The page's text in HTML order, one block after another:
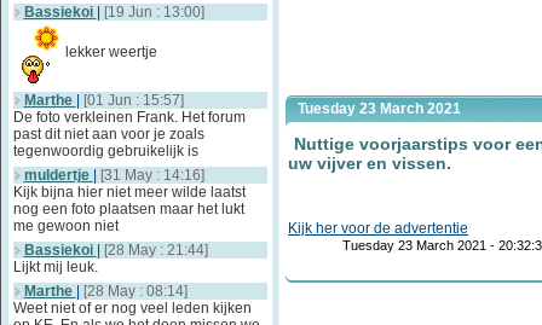
Bassiekoi [19 Jun : 13:00]
lekker weertje
Marthe
[01 Jun : 15:57]
De foto verkleinen Frank. Het forum
past dit niet aan voor je zoals
tegenwoordig gebruikelijk is
muldertje
[31 May : 14:16]
Kijk bijna hier niet meer wilde laatst
nog een foto plaatsen maar het lukt
me gewoon niet
Bassiekoi
[28 May : 21:44]
Lijkt mij leuk.
Marthe
[28 May : 08:14]
Weet niet of er nog veel leden kijken
Tuesday 23 March 2021
Nuttige voorjaarstips voor
uw vijver en vissen.
Kijk her voor de advertentie
Tuesday 23 March 2021 -